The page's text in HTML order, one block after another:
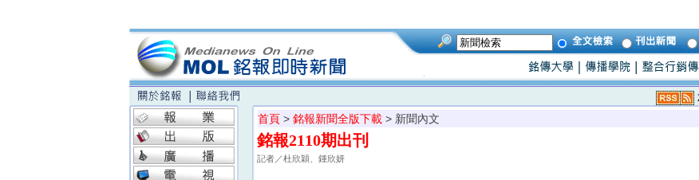
首頁 > 銘報新聞全版下載 > 新聞內文
銘報2110期出刊
記者／杜欣穎、鍾欣妍